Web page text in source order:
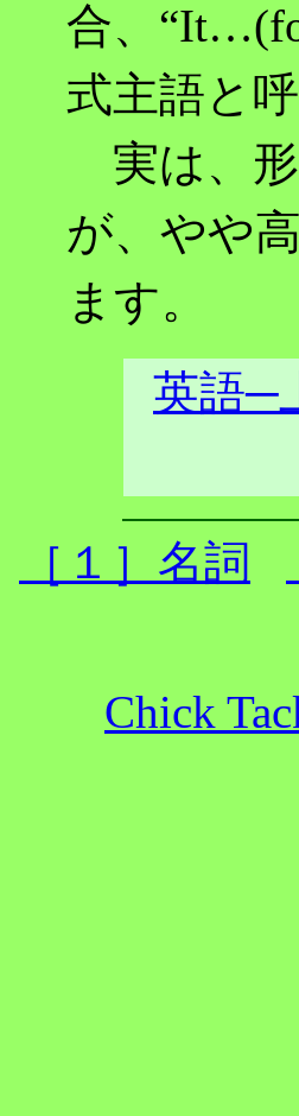
合、
式主語と
実は、形
が、やや
ます。
英語─
［１］名詞
Chick